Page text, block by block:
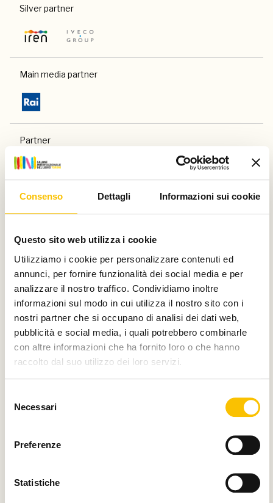
Consenso Dettagli Informazioni sui cookie
Questo sito web utilizza i cookie
Utilizziamo i cookie per personalizzare contenuti ed
annunci, per fornire funzionalità dei social media e per
analizzare il nostro traffico. Condividiamo inoltre
informazioni sul modo in cui utilizza il nostro sito con i
nostri partner che si occupano di analisi dei dati web,
pubblicità e social media, i quali potrebbero combinarle
con altre informazioni che ha fornito loro o che hanno
raccolto dal suo utilizzo dei loro servizi.
delNecessari
Preferenze
Statistiche
Silver partner
Main media partner
Partner
Con il contributo di
Charity partner
Paese ospite d'onore